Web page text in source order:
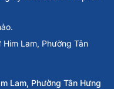
Lam, Phường Tân
Lam, Phường Tân Hưng